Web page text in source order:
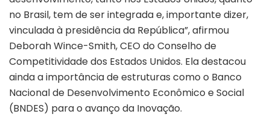
no Brasil, tem de ser integrada e, importante dizer,
vinculada à presidência da República”, afirmou
Deborah Wince-Smith, CEO do Conselho de
Competitividade dos Estados Unidos. Ela destacou
ainda a importância de estruturas como o Banco
Nacional de Desenvolvimento Econômico e Social
(BNDES) para o avanço da Inovação.